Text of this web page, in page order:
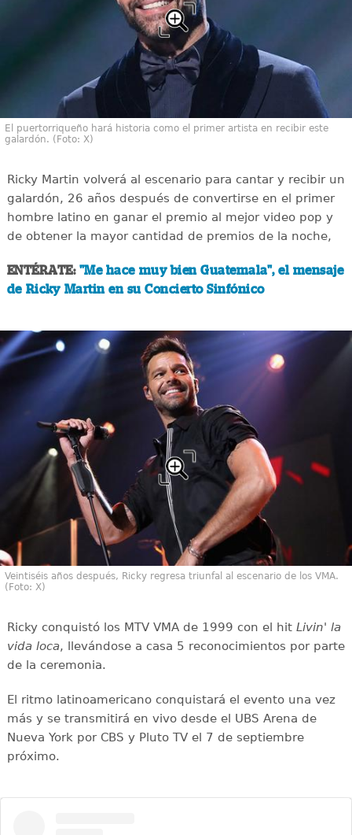
El puertorriqueño hará historia como el primer artista en recibir este
galardón. (Foto: X)
Ricky Martin volverá al escenario para cantar y recibir un
galardón, 26 años después de convertirse en el primer
hombre latino en ganar el premio al mejor video pop y
de obtener la mayor cantidad de premios de la noche,
ENTÉRATE: "Me hace muy bien Guatemala", el mensaje
de Ricky Martin en su Concierto Sinfónico
Veintiséis años después, Ricky regresa triunfal al escenario de los VMA.
(Foto: X)
Ricky conquistó los MTV VMA de 1999 con el hit Livin' la
vida loca, llevándose a casa 5 reconocimientos por parte
de la ceremonia.
El ritmo latinoamericano conquistará el evento una vez
más y se transmitirá en vivo desde el UBS Arena de
Nueva York por CBS y Pluto TV el 7 de septiembre
próximo.